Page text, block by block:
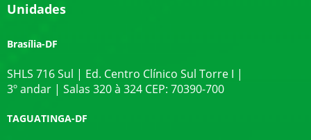
Unidades
Brasília-DF
SHLS 716 Sul | Ed. Centro Clínico Sul Torre I |
3º andar | Salas 320 à 324 CEP: 70390-700
TAGUATINGA-DF